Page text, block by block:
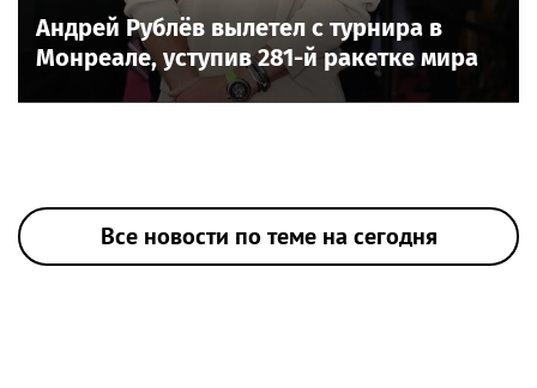
Андрей Рублёв вылетел с турнира в
Монреале, уступив 281-й ракетке мира
Все новости по теме на сегодня